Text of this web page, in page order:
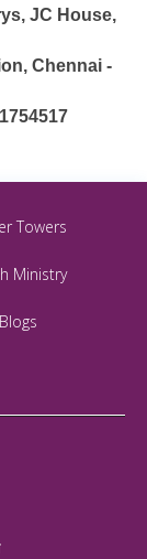
JC House,
Chennai -
Towers
Ministry
Blogs